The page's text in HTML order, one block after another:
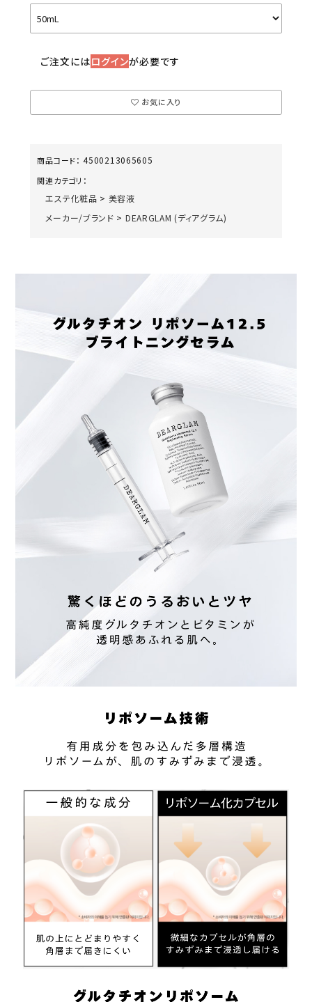
ご注文にはログインが必要です
お気に入り
商品コード： 4500213065605
関連カテゴリ：
エステ化粧品 > 美容液
メーカー/ブランド > DEARGLAM (ディアグラム)